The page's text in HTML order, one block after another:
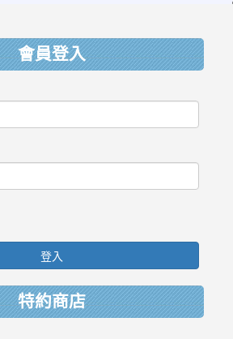
會員登入
登入
特約商店